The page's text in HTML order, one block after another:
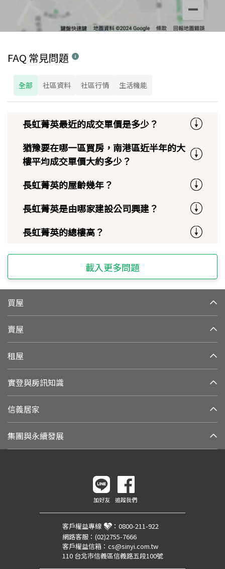
FAQ 常見問題
全部 社區資料 社區行情 生活機能
長虹菁英最近的成交單價是多少？
猶豫要在哪一區買房，南港區近半年的大
樓平均成交單價大約多少？
長虹菁英的屋齡幾年？
長虹菁英是由哪家建設公司興建？
長虹菁英的總樓高？
載入更多問題
買屋
賣屋
租屋
實登與房訊知識
信義居家
集團與永續發展
加好友 追蹤我們
客戶權益專線 ： 0800-211-922
網路客服： (02)2755-7666
客戶權益信箱： cs@sinyi.com.tw
110 台北市信義區信義路五段100號